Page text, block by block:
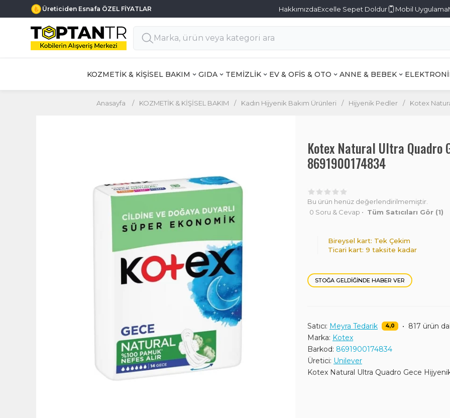
Üreticiden Esnafa ÖZEL FİYATLAR HakkımızdaExcelle Sepet Doldur Mobil Uygulama
KOZMETİK & KİŞİSEL BAKIM GIDA TEMİZLİK EV & OFİS & OTO ANNE & BEBEK
Anasayfa / KOZMETİK & KİŞİSEL BAKIM / Kadın Hijyenik Bakım Ürünleri / Hijyenik Pedler / Kotex
Kotex Natural Ultra Quadro
8691900174834
Bu ürün henüz değerlendirilmemiştir.
0 Soru & Cevap • Tüm Satıcıları Gör (1)
Bireysel kart: Tek Çekim
Ticari kart: 9 taksite kadar
STOĞA GELDIĞINDE HABER VER
Satıcı: Meyra Tedarik 4,0 • 817 ürün
Marka: Kotex
Barkod: 8691900174834
Üretici: Unilever
Kotex Natural Ultra Quadro Gece